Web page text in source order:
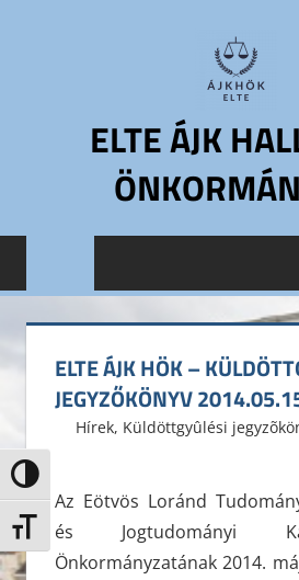
Nagy kontraszt váltása
Betűméret váltása
ELTE ÁJK
Jogtudományi
Hallgatói
Önkormányzat
ÁJK
HÖK
ELTE ÁJK HÖK –
JEGYZŐKÖNYV
2014. május 16.
ELTE ÁJK HÖK
Hírek, Küldöttgyûlési
Az Eötvös Loránd
és Jogtudományi
Önkormányzatának 2014.